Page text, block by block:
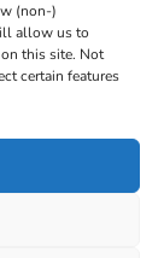
(non-)
allow us to
this site. Not
certain features
| Alle